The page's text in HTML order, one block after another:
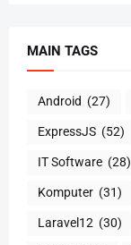
MAIN TAGS
Android (27)
ExpressJS (52)
IT Software (28)
Komputer (31)
Laravel12 (30)